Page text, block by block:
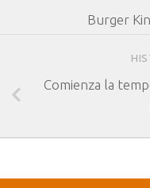
Burger
Comienza la